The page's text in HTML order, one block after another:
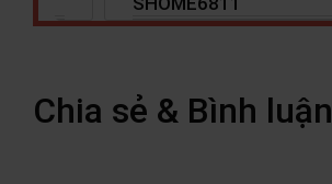
Chia sẻ & Bình luận